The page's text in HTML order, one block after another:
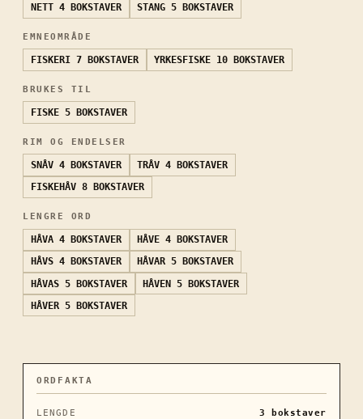
NETT 4 BOKSTAVER STANG 5 BOKSTAVER
EMNEOMRÅDE
FISKERI 7 BOKSTAVER YRKESFISKE 10 BOKSTAVER
BRUKES TIL
FISKE 5 BOKSTAVER
RIM OG ENDELSER
SNÅV 4 BOKSTAVER TRÅV 4 BOKSTAVER
FISKEHÅV 8 BOKSTAVER
LENGRE ORD
HÅVA 4 BOKSTAVER HÅVE 4 BOKSTAVER
HÅVS 4 BOKSTAVER HÅVAR 5 BOKSTAVER
HÅVAS 5 BOKSTAVER HÅVEN 5 BOKSTAVER
HÅVER 5 BOKSTAVER
ORDFAKTA
LENGDE 3
bokstaver